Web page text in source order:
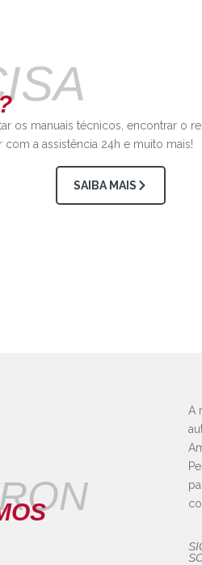
os manuais técnicos, encontrar o
a assistência 24h e muito mais!
SAIBA MAIS
A